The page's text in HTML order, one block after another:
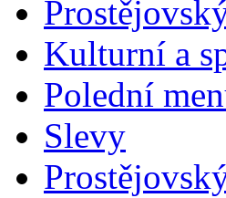
Kulturní a
Polední
Slevy